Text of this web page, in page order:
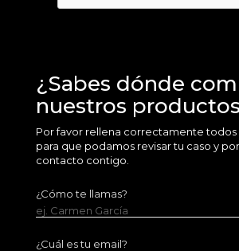
¿Sabes dónde
nuestros
Por favor rellena correctamente todos
para que podamos revisar tu caso y
contacto contigo.
¿Cómo te llamas?
ej. Carmen García
¿Cuál es tu email?